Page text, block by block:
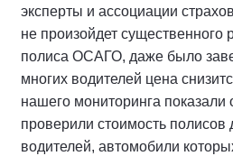
эксперты и ассоциации
не произойдет существенного
полиса ОСАГО, даже было
многих водителей цена
нашего мониторинга
проверили стоимость полисов
водителей, автомобили